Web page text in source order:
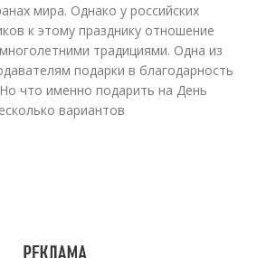
Бюджетные подарки
мира. Однако у российских
к этому празднику отношение
традициями. Одна из
подарки в благодарность
Но что именно подарить на День
вариантов